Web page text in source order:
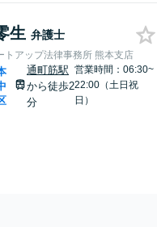
生 弁護士
トアップ法律事務所 熊本支店
通町筋駅
から徒歩2
分
営業時間：06:30~
22:00（土日祝
日）